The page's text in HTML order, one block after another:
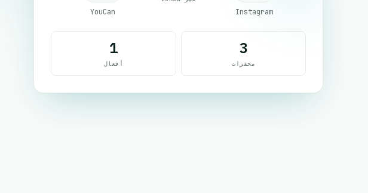
Instagram
YouCan
3
محفزات
1
أفعال